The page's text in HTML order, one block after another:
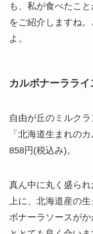
も、私が食べたこ
をご紹介しますね
よ。
カルボナーラライ
自由が丘のミルク
「北海道生まれの
858円(税込み)。
真ん中に丸く盛ら
上に、北海道産の
ボナーラソースが